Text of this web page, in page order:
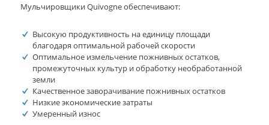
Мульчировщики Quivogne обеспечивают:
Высокую продуктивность на единицу площади
благодаря оптимальной рабочей скорости
Оптимальное измельчение пожнивных остатков,
промежуточных культур и обработку необработанной
земли
Качественное заворачивание пожнивных остатков
Низкие экономические затраты
Умеренный износ